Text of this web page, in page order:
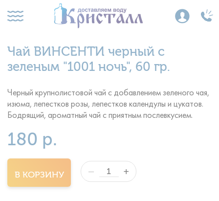
Чай ВИНСЕНТИ черный с
зеленым "1001 ночь", 60 гр.
Черный крупнолистовой чай с добавлением зеленого чая,
Бодрящий, ароматный чай с приятным послевкусием.
180 р.
В КОРЗИНУ — +